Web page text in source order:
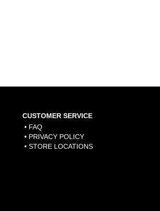
CUSTOMER SERVICE
• FAQ
• PRIVACY POLICY
• STORE LOCATIONS